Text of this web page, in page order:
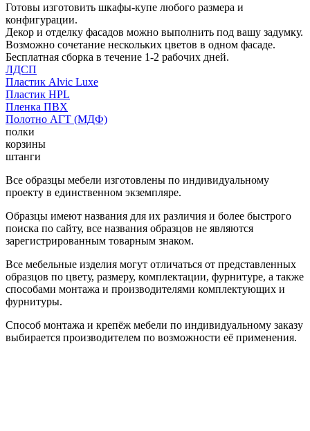
Готовы изготовить шкафы-купе любого размера и
конфигурации.
Декор и отделку фасадов можно выполнить под вашу задумку.
Возможно сочетание нескольких цветов в одном фасаде.
Бесплатная сборка в течение 1-2 рабочих дней.
ЛДСП
Пластик Alvic Luxe
Пластик HPL
Пленка ПВХ
Полотно АГТ (МДФ)
полки
корзины
штанги
Все образцы мебели изготовлены по индивидуальному
проекту в единственном экземпляре.
Образцы имеют названия для их различия и более быстрого
поиска по сайту, все названия образцов не являются
зарегистрированным товарным знаком.
Все мебельные изделия могут отличаться от представленных
образцов по цвету, размеру, комплектации, фурнитуре, а также
способами монтажа и производителями комплектующих и
фурнитуры.
Способ монтажа и крепёж мебели по индивидуальному заказу
выбирается производителем по возможности её применения.